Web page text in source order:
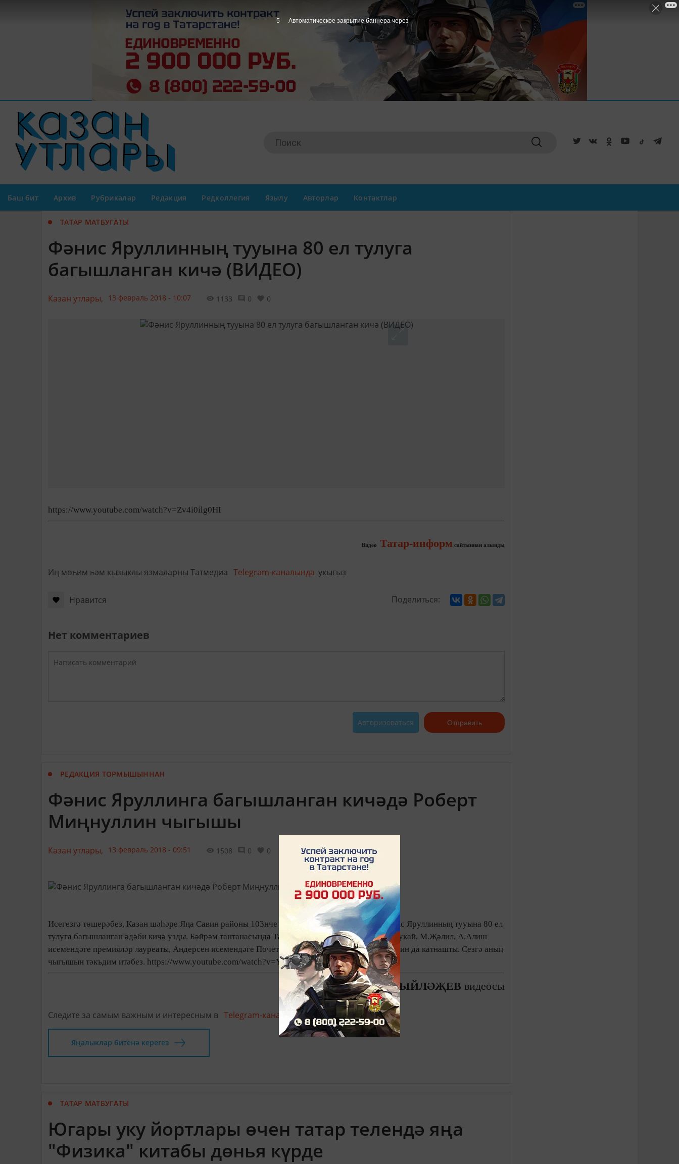
Баш бит Архив Рубрикалар Редакция Редколлегия Язылу Авторлар Контактлар
ТАТАР МАТБУГАТЫ
Фәнис Яруллинның тууына 80 ел тулуга
багышланган кичә (ВИДЕО)
Казан утлары, 13 февраль 2018 - 10:07 1133 0 0
https://www.youtube.com/watch?v=Zv4i0ilg0HI
Видео Татар-информ сайтыннан алынды
Иң мөһим һәм кызыклы язмаларны Татмедиа Telegram-каналында укыгыз
Нравится Поделиться:
Нет комментариев
Авторизоваться Отправить
РЕДАКЦИЯ ТОРМЫШЫННАН
Фәнис Яруллинга багышланган кичәдә Роберт
Миңнуллин чыгышы
Казан утлары, 13 февраль 2018 - 09:51 1508 0 0
Исегезгә төшерәбез, Казан шәһәре Яңа Савин районы 103нче рус-татар урта мәктәбендә Фәнис Яруллинның тууына 80 ел
тулуга багышланган әдәби кичә узды. Бәйрәм тантанасында Татарстанның халык шагыйре, Г.Тукай, М.Җәлил, А.Алиш
исемендәге премияләр лауреаты, Андерсен исемендәге Почетлы диплом иясе Роберт Миңнуллин да катнашты. Сезгә аның
чыгышын тәкъдим итәбез. https://www.youtube.com/watch?v=YSdkQ_vFfhY
ФӘНИЛ ГЫЙЛӘҖЕВ видеосы
Следите за самым важным и интересным в Telegram-канале Татмедиа
Яңалыклар битенә керегез
ТАТАР МАТБУГАТЫ
Югары уку йортлары өчен татар телендә яңа
"Физика" китабы дөнья күрде
4 Автоматическое закрытие баннера через